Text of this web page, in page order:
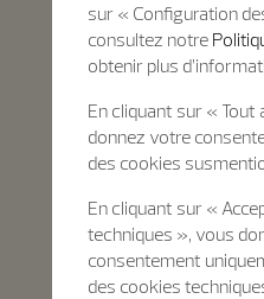
sur « Configuration
consultez notre
obtenir plus
En cliquant sur « Tout
donnez votre
des cookies
En cliquant sur «
techniques », vous
consentement
des cookies